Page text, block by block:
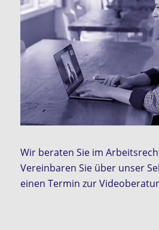
Wir beraten Sie im
Vereinbaren Sie über unser
einen Termin zur